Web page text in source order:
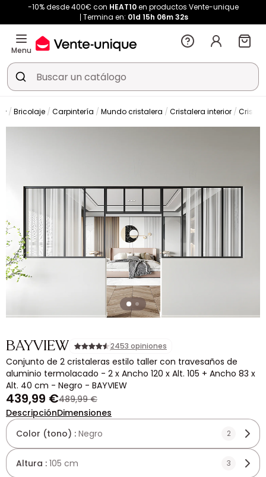
-10% desde 400€ con HEAT10en productos Vente-unique
Termina en: 01d 15h 06m32s
Menu
Bricolaje Carpintería Mundo cristalera Cristalera interior
BAYVIEW 2453 opiniones
Conjunto de 2 cristaleras estilo taller con travesaños de
aluminio termolacado - 2 x Ancho 120 x Alt. 105 + Ancho 83 x
Alt. 40 cm - Negro - BAYVIEW
439,99 €489,99 €
DescripciónDimensiones
Color (tono) : Negro 2
Altura : 105 cm 3